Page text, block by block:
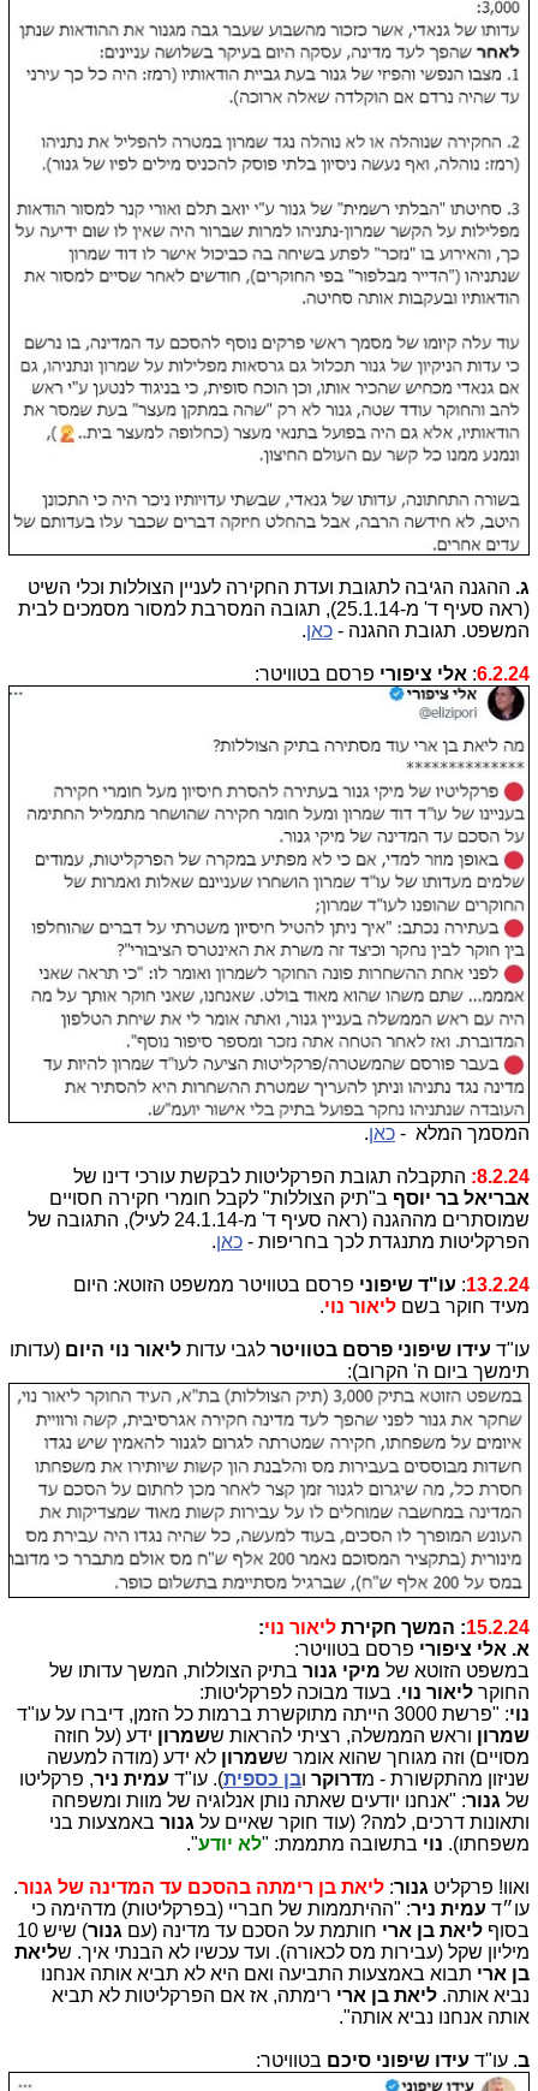
ג. ההגנה הגיבה לתגובת ועדת החקירה לעניין הצוללות וכלי השיט
(ראה סעיף ד' מ-25.1.14), תגובה המסרבת למסור מסמכים לבית
המשפט. תגובת ההגנה - כאן.
6.2.24
: אלי ציפורי פרסם בטוויטר:
המסמך המלא - כאן.
8.2.24: התקבלה תגובת הפרקליטות לבקשת עורכי דינו של
אבריאל בר יוסף ב"תיק הצוללות" לקבל חומרי חקירה חסויים
שמוסתרים מההגנה (ראה סעיף ד' מ-24.1.14 לעיל), התגובה של
הפרקליטות מתנגדת לכך בחריפות - כאן.
13.2.24
: עו"ד שיפוני פרסם בטוויטר ממשפט הזוטא: היום
מעיד חוקר בשם ליאור נוי.
עו"ד עידו שיפוני פרסם בטוויטר לגבי עדות ליאור נוי היום (עדותו
תימשך ביום ה' הקרוב):
15.2.24: המשך חקירת ליאור נוי:
א. אלי ציפורי פרסם בטוויטר:
במשפט הזוטא של מיקי גנור בתיק הצוללות, המשך עדותו של
החוקר ליאור נוי. בעוד מבוכה לפרקליטות:
נוי: "פרשת 3000 הייתה מתוקשרת ברמות כל הזמן, דיברו על עו"ד
שמרון וראש הממשלה, רציתי להראות ששמרון ידע (על חוזה
מסויים) וזה מגוחך שהוא אומר ששמרון לא ידע (מודה למעשה
שניזון מהתקשורת - מדרוקר ובן כספית). עו"ד עמית ניר, פרקליטו
של גנור: "אנחנו יודעים שאתה נותן אנלוגיה של מוות ומשפחה
ותאונות דרכים, למה? (עוד חוקר שאיים על גנור באמצעות בני
משפחתו). נוי בתשובה מתממת: "לא יודע".
ואוו! פרקליט גנור: ליאת בן רימתה בהסכם עד המדינה של גנור.
עו״ד עמית ניר: "ההיתממות של חבריי (בפרקליטות) מדהימה כי
בסוף ליאת בן ארי חותמת על הסכם עד מדינה (עם גנור
) שיש 10
מיליון שקל (עבירות מס לכאורה). ועד עכשיו לא הבנתי איך. שליאת
בן ארי תבוא באמצעות התביעה ואם היא לא תביא אותה אנחנו
נביא אותה. ליאת בן ארי רימתה, אז אם הפרקליטות לא תביא
אותה אנחנו נביא אותה".
ב. עו"ד עידו שיפוני סיכם בטוויטר: